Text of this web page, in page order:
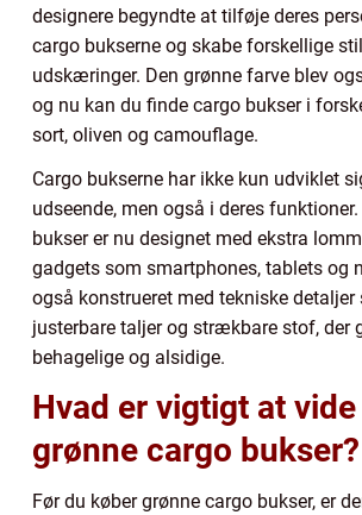
designere begyndte at tilføje deres
cargo bukserne og skabe forskellige
udskæringer. Den grønne farve blev
og nu kan du finde cargo bukser i
sort, oliven og camouflage.
Cargo bukserne har ikke kun udviklet
udseende, men også i deres
bukser er nu designet med ekstra
gadgets som smartphones, tablets og
også konstrueret med tekniske detaljer
justerbare taljer og strækbare stof, der
behagelige og alsidige.
Hvad er vigtigt at
grønne cargo bukser?
Før du køber grønne cargo bukser, er